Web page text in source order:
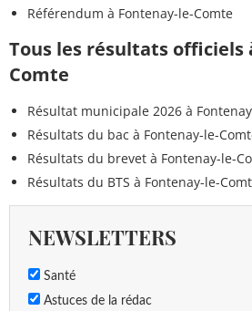
Référendum à Fontenay-le-Comte
Tous les résultats officiels
Comte
Résultat municipale 2026 à
Résultats du bac à Fontenay-le-
Résultats du brevet à Fontenay-le-
Résultats du BTS à Fontenay-le-
NEWSLETTERS
Santé
Astuces de la rédac